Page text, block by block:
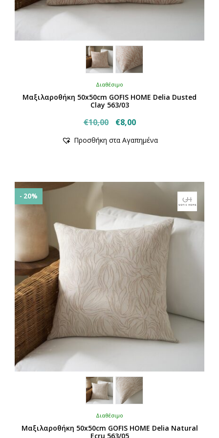
Διαθέσιμο
Μαξιλαροθήκη 50x50cm GOFIS HOME Delia Dusted
Clay 563/03
€10,00
Original
was:
€8,00Η
τιμή
Προσθήκη στα Αγαπημένα
- 20%
Διαθέσιμο
Μαξιλαροθήκη 50x50cm GOFIS HOME Delia Natural
Ecru 563/05